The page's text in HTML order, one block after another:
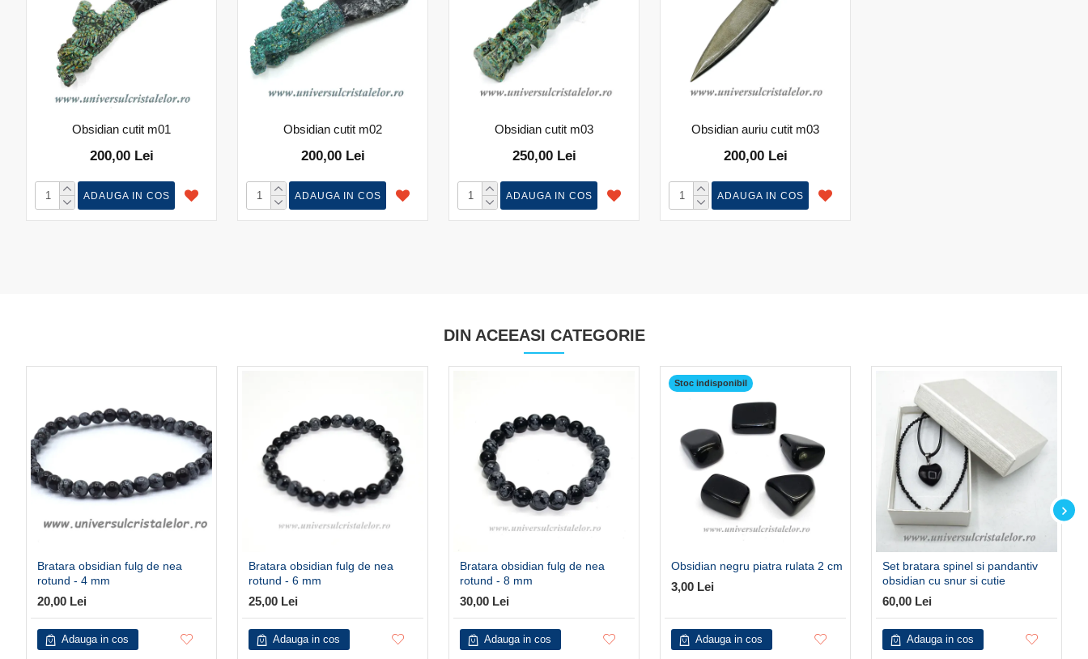
Obsidian cutit m01
200,00 Lei
ADAUGA IN COS
Obsidian cutit m02
200,00 Lei
ADAUGA IN COS
Obsidian cutit m03
250,00 Lei
ADAUGA IN COS
Obsidian auriu cutit m03
200,00 Lei
ADAUGA IN COS
DIN ACEEASI CATEGORIE
Bratara obsidian fulg de nea
rotund - 4 mm
20,00 Lei
Adauga in cos
Bratara obsidian fulg de nea
rotund - 6 mm
25,00 Lei
Adauga in cos
Bratara obsidian fulg de nea
rotund - 8 mm
30,00 Lei
Adauga in cos
Stoc indisponibil
Obsidian negru piatra rulata 2 cm
3,00 Lei
Adauga in cos
Set bratara spinel si pandantiv
obsidian cu snur si cutie
60,00 Lei
Adauga in cos